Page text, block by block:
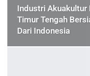
Industri Akuakultur
Timur Tengah
Dari Indonesia